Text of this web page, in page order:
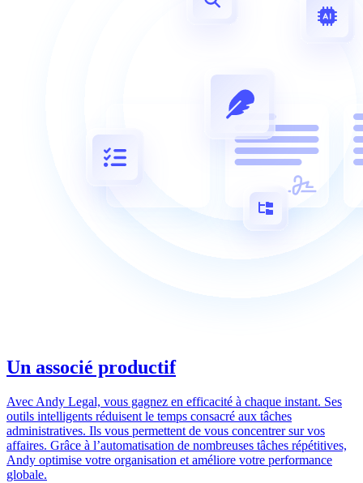
Un associé productif
Avec Andy Legal, vous gagnez en efficacité à chaque instant. Ses
outils intelligents réduisent le temps consacré aux tâches
administratives. Ils vous permettent de vous concentrer sur vos
affaires. Grâce à l’automatisation de nombreuses tâches répétitives,
Andy optimise votre organisation et améliore votre performance
globale.